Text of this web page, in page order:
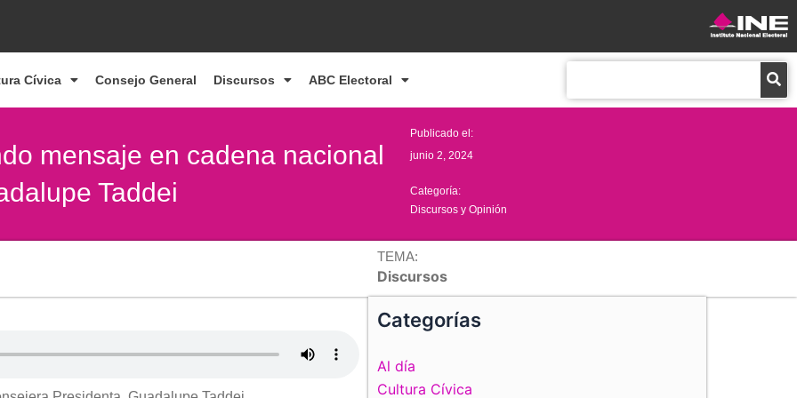
Cívica Consejo General Discursos ABC Electoral
mensaje en cadena nacional
Taddei
Publicado el:
junio 2, 2024
Categoría:
Discursos y Opinión
TEMA:
Discursos
Categorías
Al día
Cultura Cívica